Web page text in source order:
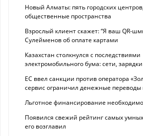
Новый Алматы: пять городских
общественные пространства
Взрослый клиент скажет: “Я ваш QR-
Сулейменов об оплате картами
Казахстан столкнулся с последствиями
электромобильного бума: сети,
ЕС ввел санкции против оператора
сервис ограничил денежные переводы
Льготное финансирование необходимо
Появился свежий рейтинг самых
его возглавил